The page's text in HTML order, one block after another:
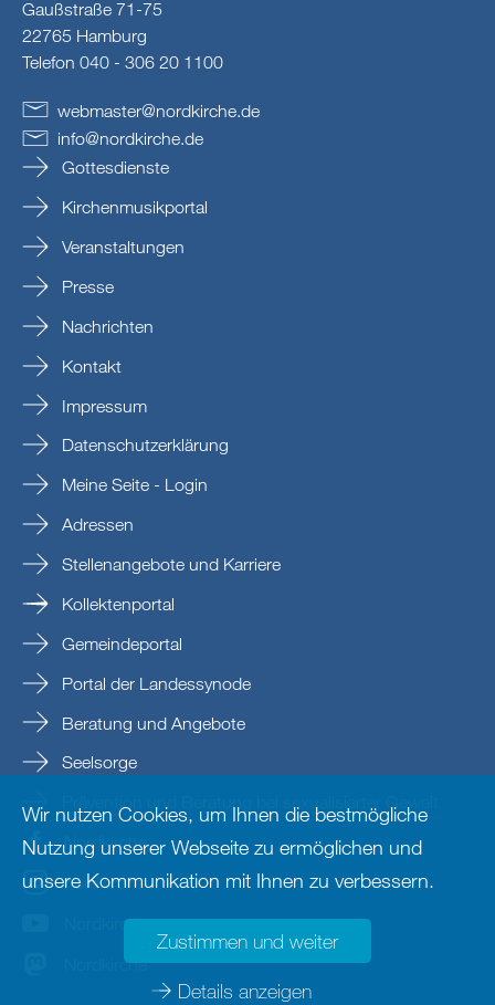
Gaußstraße 71-75
22765 Hamburg
Telefon 040 - 306 20 1100
webmaster@nordkirche de
info@nordkirche.de
Gottesdienste
Kirchenmusikportal
Veranstaltungen
Presse
Nachrichten
Kontakt
Impressum
Datenschutzerklärung
Meine Seite - Login
Adressen
Stellenangebote und Karriere
Kollektenportal
Gemeindeportal
Portal der Landessynode
Beratung und Angebote
Seelsorge
Nordkirche
nordkirche
Nordkirche
Nordkirche
Wir nutzen Cookies, um Ihnen die bestmögliche
Nutzung unserer Webseite zu ermöglichen und
unsere Kommunikation mit Ihnen zu verbessern.
Zustimmen und weiter
Details anzeigen